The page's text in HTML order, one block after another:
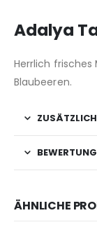
Adalya
Herrlich
Blaubeeren.
ÄHNLICHE